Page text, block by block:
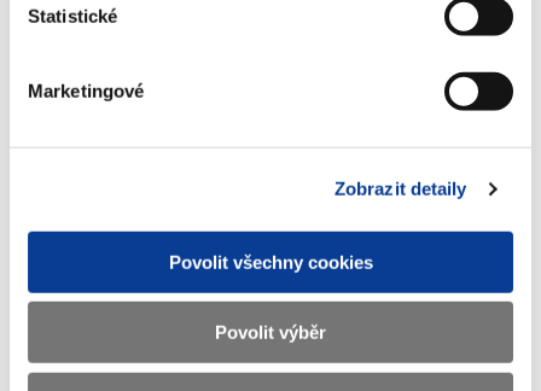
Statistické
Marketingové
Zobrazit detaily
Povolit všechny cookies
Povolit výběr
Ministerstvo financí ČR
Adresa Letenská 15, 118 10 Praha
IČO 00006947
CZ00006947